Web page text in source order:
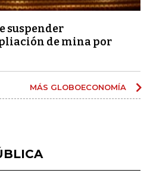
suspender
de mina por
MÁS GLOBOECONOMÍA